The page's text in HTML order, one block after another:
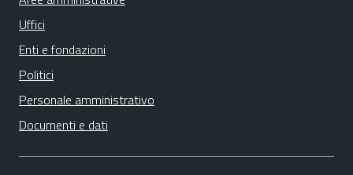
Uffici
Enti e fondazioni
Politici
Personale amministrativo
Documenti e dati